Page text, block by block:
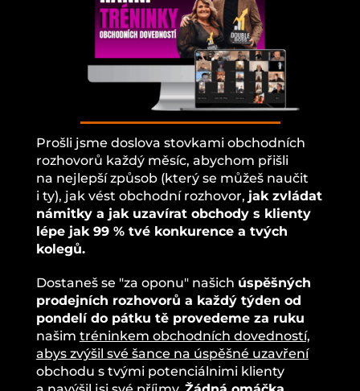
Prošli jsme doslova stovkami obchodních
rozhovorů každý měsíc, abychom přišli
na nejlepší způsob (který se můžeš naučit
i ty), jak vést obchodní rozhovor, jak zvládat
námitky a jak uzavírat obchody s klienty
lépe jak 99 % tvé konkurence a tvých
kolegů.
Dostaneš se "za oponu" našich úspěšných
prodejních rozhovorů a každý týden od
pondelí do pátku tě provedeme za ruku
našim tréninkem obchodních dovedností,
abys zvýšil své šance na úspěšné uzavření
obchodu s tvými potenciálnimi klienty